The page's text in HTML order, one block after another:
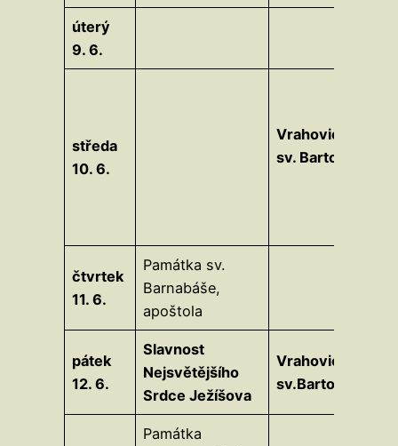
úterý
9. 6.
středa
10. 6.
Vrahovice
sv. Bartoloměj
čtvrtek
11. 6.
Památka sv.
Barnabáše,
apoštola
pátek
12. 6.
Slavnost
Nejsvětějšího
Srdce Ježíšova
Vrahovice
Památka